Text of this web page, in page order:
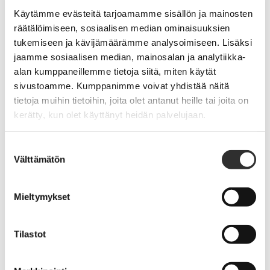
Käytämme evästeitä tarjoamamme sisällön ja mainosten
räätälöimiseen, sosiaalisen median ominaisuuksien
tukemiseen ja kävijämäärämme analysoimiseen. Lisäksi
jaamme sosiaalisen median, mainosalan ja analytiikka-
alan kumppaneillemme tietoja siitä, miten käytät
sivustoamme. Kumppanimme voivat yhdistää näitä
tietoja muihin tietoihin, joita olet antanut heille tai joita on
kerätty, kun olet käyttänyt heidän palvelujaan.
valinta
Välttämätön
Mieltymykset
Tilastot
Lausunto työaikasääntelyä selvittävän
14.8.2017·